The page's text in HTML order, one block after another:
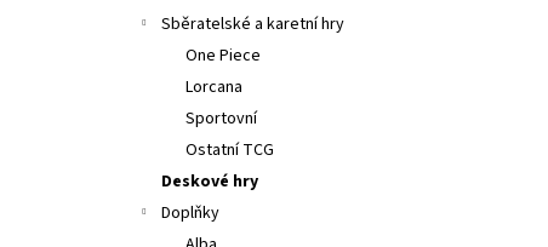
Sběratelské a karetní hry
One Piece
Lorcana
Sportovní
Ostatní TCG
Deskové hry
Doplňky
199 Kč